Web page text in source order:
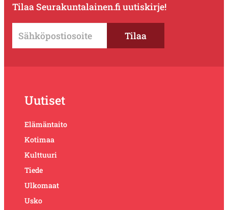
Tilaa Seurakuntalainen.fi uutiskirje!
Uutiset
Elämäntaito
Kotimaa
Kulttuuri
Tiede
Ulkomaat
Usko